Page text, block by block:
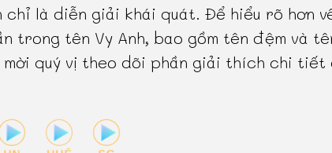
chỉ là diễn giải khái quát. Để hiểu rõ hơn
trong tên Vy Anh, bao gồm tên đệm và
mời quý vị theo dõi phần giải thích chi tiết